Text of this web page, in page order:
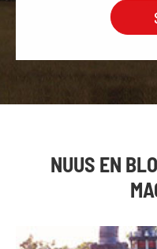
NUUS EN